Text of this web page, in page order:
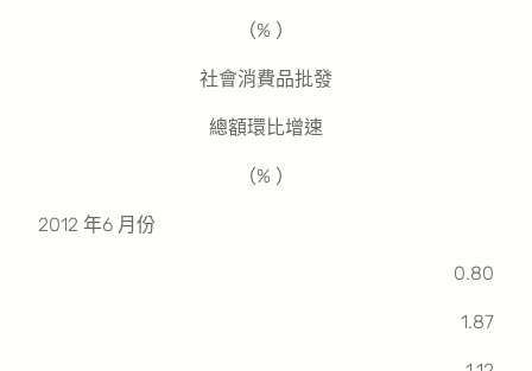
（% ）
社會消費品批發
總額環比增速
（% ）
2012 年6 月份
0.80
1.87